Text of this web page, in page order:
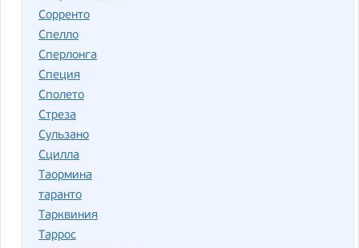
Сорренто
Спелло
Сперлонга
Специя
Сполето
Стреза
Сульзано
Сцилла
Таормина
таранто
Тарквиния
Таррос